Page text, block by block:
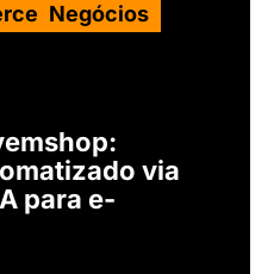
Negócios
via
para e-